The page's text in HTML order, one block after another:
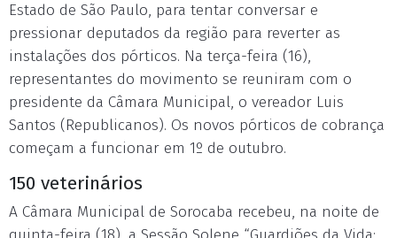
Estado de São Paulo, para tentar conversar e
pressionar deputados da região para reverter as
instalações dos pórticos. Na terça-feira (16),
representantes do movimento se reuniram com o
presidente da Câmara Municipal, o vereador Luis
Santos (Republicanos). Os novos pórticos de cobrança
começam a funcionar em 1º de outubro.
150 veterinários
A Câmara Municipal de Sorocaba recebeu, na noite de